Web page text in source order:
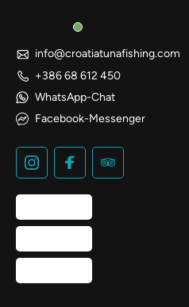
info@croatiatunafishing.com
+386 68 612 450
WhatsApp-Chat
Facebook-Messenger